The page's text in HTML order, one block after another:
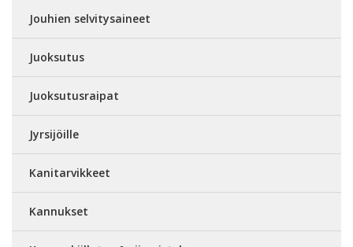
Jouhien selvitysaineet
Juoksutus
Juoksutusraipat
Jyrsijöille
Kanitarvikkeet
Kannukset